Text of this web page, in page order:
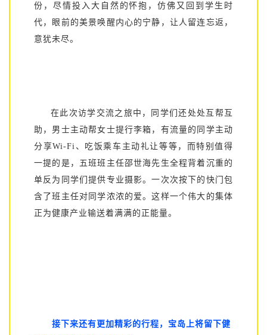
份，尽情投入大自然的怀抱，仿佛又回到学生时
代，眼前的美景唤醒内心的宁静，让人留连忘返，
意犹未尽。
在此次访学交流之旅中，同学们还处处互帮互
助，男士主动帮女士提行李箱，有流量的同学主动
分享Wi-Fi、吃饭乘车主动礼让等等，而特别值得
一提的是，五班班主任邵世海先生全程背着沉重的
单反为同学们提供专业摄影。一次次按下的快门包
含了班主任对同学浓浓的爱。这样一个伟大的集体
正为健康产业输送着满满的正能量。
接下来还有更加精彩的行程，宝岛上将留下健